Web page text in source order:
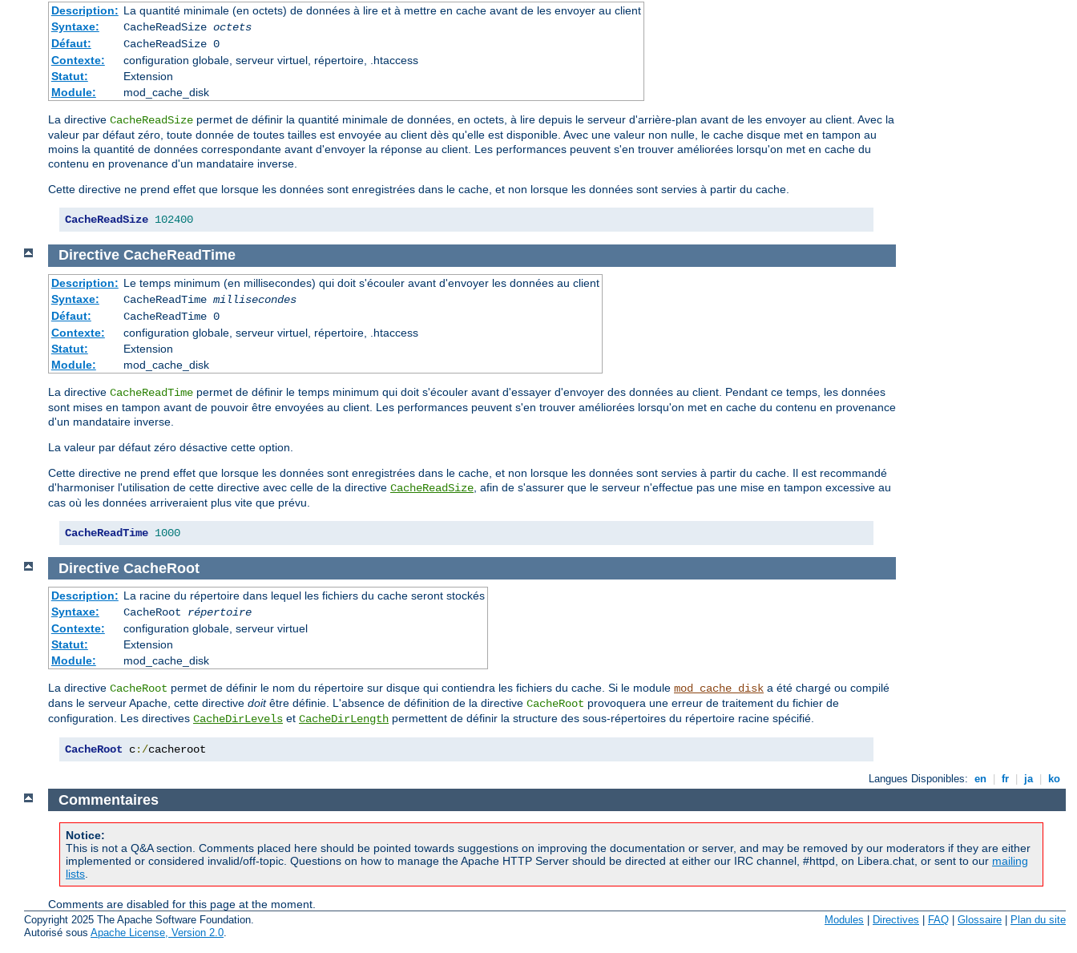
Description: La quantité minimale (en octets) de données à lire et à mettre en cache avant de les envoyer au client
Syntaxe:
CacheReadSize octets
Défaut:
CacheReadSize 0
Contexte:
configuration globale, serveur virtuel, répertoire, .htaccess
Statut:
Extension
Module:
mod_cache_disk
La directive CacheReadSize permet de définir la quantité minimale de données, en octets, à lire depuis le serveur d'arrière-plan avant de les envoyer au client. Avec la
valeur par défaut zéro, toute donnée de toutes tailles est envoyée au client dès qu'elle est disponible. Avec une valeur non nulle, le cache disque met en tampon au
moins la quantité de données correspondante avant d'envoyer la réponse au client. Les performances peuvent s'en trouver améliorées lorsqu'on met en cache du
contenu en provenance d'un mandataire inverse.
Cette directive ne prend effet que lorsque les données sont enregistrées dans le cache, et non lorsque les données sont servies à partir du cache.
CacheReadSize 102400
Directive CacheReadTime
Description: Le temps minimum (en millisecondes) qui doit s'écouler avant d'envoyer les données au client
Syntaxe:
CacheReadTime millisecondes
Défaut:
CacheReadTime 0
Contexte:
configuration globale, serveur virtuel, répertoire, .htaccess
Statut:
Extension
Module:
mod_cache_disk
La directive CacheReadTime permet de définir le temps minimum qui doit s'écouler avant d'essayer d'envoyer des données au client. Pendant ce temps, les données
sont mises en tampon avant de pouvoir être envoyées au client. Les performances peuvent s'en trouver améliorées lorsqu'on met en cache du contenu en provenance
d'un mandataire inverse.
La valeur par défaut zéro désactive cette option.
Cette directive ne prend effet que lorsque les données sont enregistrées dans le cache, et non lorsque les données sont servies à partir du cache. Il est recommandé
d'harmoniser l'utilisation de cette directive avec celle de la directive CacheReadSize , afin de s'assurer que le serveur n'effectue pas une mise en tampon excessive au
cas où les données arriveraient plus vite que prévu.
CacheReadTime 1000
Directive CacheRoot
Description: La racine du répertoire dans lequel les fichiers du cache seront stockés
Syntaxe:
CacheRoot répertoire
Contexte:
configuration globale, serveur virtuel
Statut:
Extension
Module:
mod_cache_disk
La directive CacheRoot permet de définir le nom du répertoire sur disque qui contiendra les fichiers du cache. Si le module mod_cache_disk a été chargé ou compilé
dans le serveur Apache, cette directive doitêtre définie. L'absence de définition de la directive CacheRoot provoquera une erreur de traitement du fichier de
configuration. Les directives CacheDirLevels et CacheDirLength permettent de définir la structure des sous-répertoires du répertoire racine spécifié.
CacheRoot c:/cacheroot
Langues Disponibles: en fr ja ko
Commentaires
Notice:
This is not a Q&A section. Comments placed here should be pointed towards suggestions on improving the documentation or server, and may be removed by our moderators if they are either
implemented or considered invalid/off-topic. Questions on how to manage the Apache HTTP Server should be directed at either our IRC channel, #httpd, on Libera.chat, or sent to our mailing
lists.
Comments are disabled for this page at the moment.
Copyright 2025 The Apache Software Foundation.
Autorisé sous Apache License, Version 2.0
Modules Directives FAQ Glossaire Plan du site